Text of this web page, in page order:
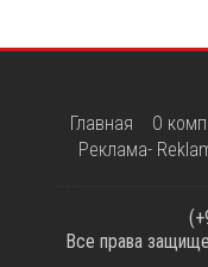
Главная О
Реклама-
Все права